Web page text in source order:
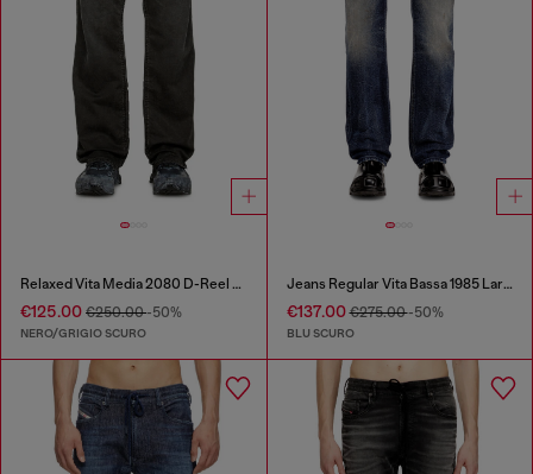
Relaxed Vita Media 2080 D-Reel Joggjeans®
€125.00 €250.00-50%
NERO/GRIGIO SCURO
Jeans Regular Vita Bassa 1985 Larkee
€137.00€275.00-50%
BLU SCURO